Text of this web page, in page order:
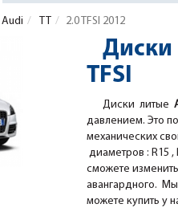
Audi TT 2.0 TFSI 2012
Диски
TFSI
Диски литые
давлением. Это
механических
диаметров : R15 ,
сможете
авангардного. Мы
можете купить у